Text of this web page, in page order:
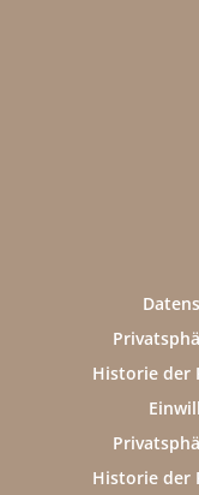
Historie der
Historie der